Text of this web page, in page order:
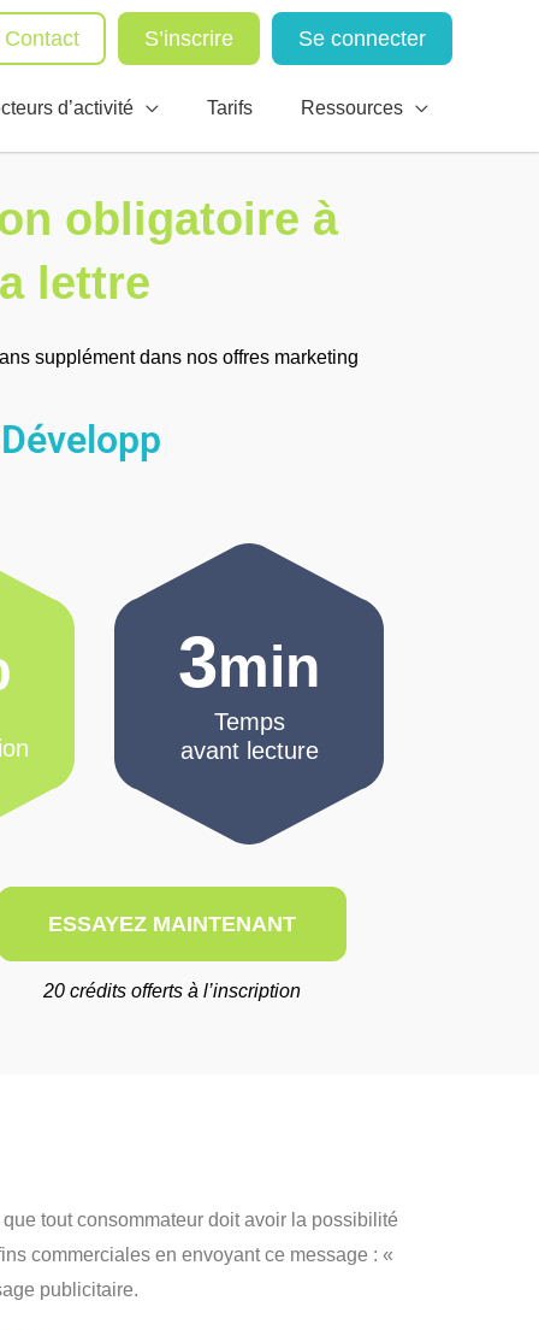
Contact S’inscrire Se connecter
d’activité Tarifs Ressources
obligatoire à
lettre
supplément dans nos offres marketing
:|
3min
Temps
avant lecture
ESSAYEZ MAINTENANT
20 crédits offerts à l’inscription
tout consommateur doit avoir la possibilité
commerciales en envoyant ce message : «
publicitaire.